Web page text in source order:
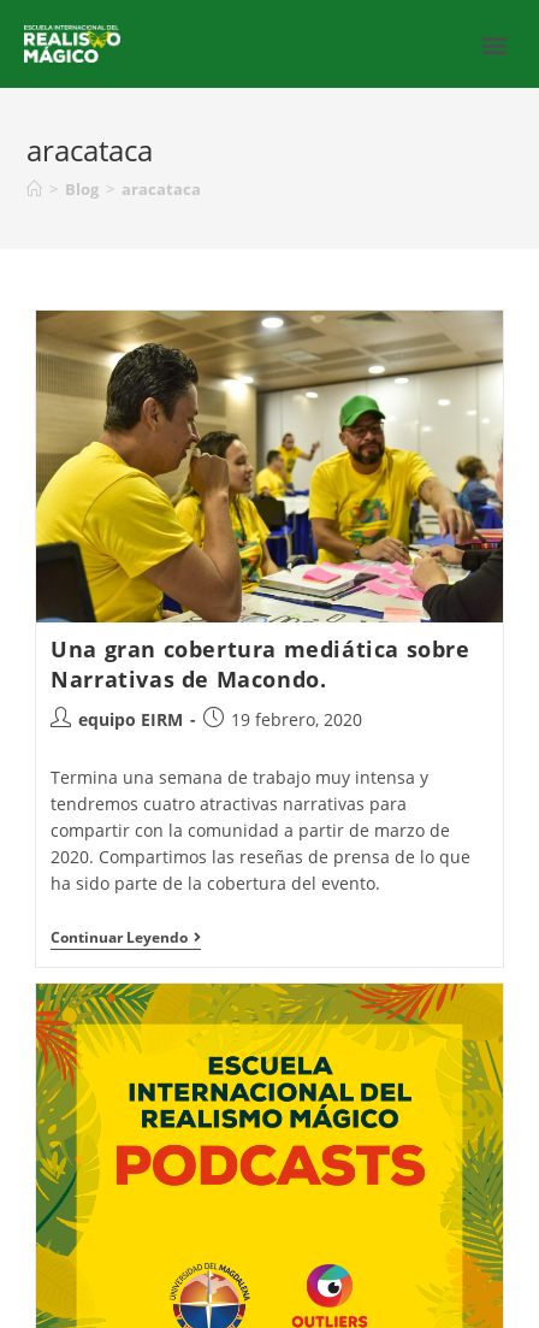
aracataca
> Blog > aracataca
Una gran cobertura mediática sobre
Narrativas de Macondo.
equipo EIRM 19 febrero, 2020
Termina una semana de trabajo muy intensa y
tendremos cuatro atractivas narrativas para
compartir con la comunidad a partir de marzo de
2020. Compartimos las reseñas de prensa de lo que
ha sido parte de la cobertura del evento.
Continuar Leyendo